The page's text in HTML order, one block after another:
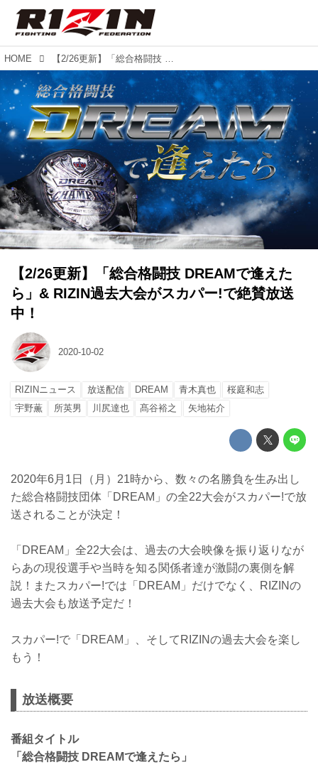
HOME 【2/26更新】「総合格闘技 DREAMで逢えたら」& RIZIN過去大会がスカパー!で絶賛放送中！
【2/26更新】「総合格闘技 DREAMで逢えた
ら」& RIZIN過去大会がスカパー!で絶賛放送
中！
2020-10-02
RIZINニュース 放送配信 DREAM 青木真也
桜庭和志
宇野薫
所英男 川尻達也 髙谷裕之 矢地祐介
2020年6月1日（月）21時から、数々の名勝負を生み出し
た総合格闘技団体「DREAM」の全22大会がスカパー!で放
送されることが決定！
「DREAM」全22大会は、過去の大会映像を振り返りなが
らあの現役選手や当時を知る関係者達が激闘の裏側を解
説！またスカパー!では「DREAM」だけでなく、RIZINの
過去大会も放送予定だ！
スカパー!で「DREAM」、そしてRIZINの過去大会を楽し
もう！
放送概要
番組タイトル
「総合格闘技 DREAMで逢えたら」